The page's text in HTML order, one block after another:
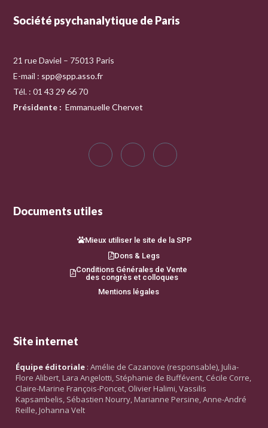
Société psychanalytique de Paris
21 rue Daviel – 75013 Paris
E-mail : spp@spp.asso.fr
Tél. : 01 43 29 66 70
Présidente : Emmanuelle Chervet
Documents utiles
Mieux utiliser le site de la SPP
Dons & Legs
Conditions Générales de Vente
des congrès et colloques
Mentions légales
Site internet
Équipe éditoriale : Amélie de Cazanove (responsable), Julia-
Flore Alibert, Lara Angelotti, Stéphanie de Buffévent, Cécile Corre,
Claire-Marine François-Poncet, Olivier Halimi, Vassilis
Kapsambelis, Sébastien Nourry, Marianne Persine, Anne-André
Reille, Johanna Velt